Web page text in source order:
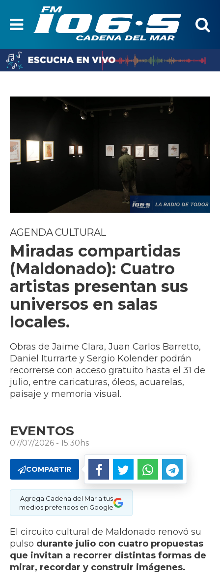
AGENDA CULTURAL
Miradas compartidas
(Maldonado): Cuatro
artistas presentan sus
universos en salas
locales.
Obras de Jaime Clara, Juan Carlos Barretto,
Daniel Iturrarte y Sergio Kolender podrán
recorrerse con acceso gratuito hasta el 31 de
julio, entre caricaturas, óleos, acuarelas,
paisaje y memoria visual.
EVENTOS
07/07/2026 - 15:30hs
COMPARTIR
Agrega Cadena del Mar a tus
medios preferidos en Google
El circuito cultural de Maldonado renovó su
pulso durante julio con cuatro propuestas
que invitan a recorrer distintas formas de
mirar, recordar y construir imágenes.